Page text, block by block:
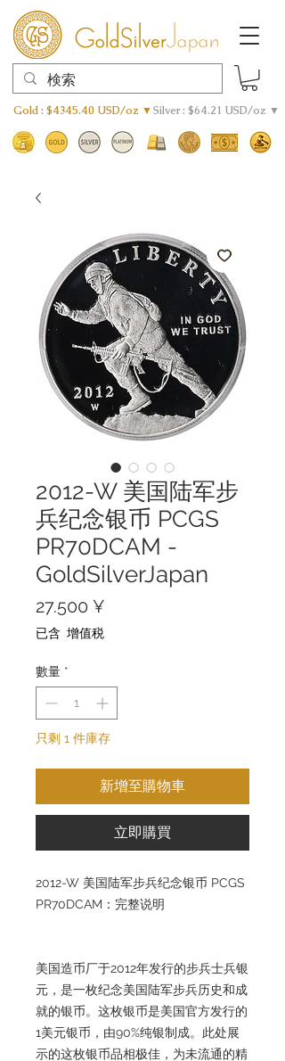
Gold : $4345.40 USD/oz ▼Silver : $64.21 USD/oz ▼
2012-W 美国陆军步
兵纪念银币 PCGS
PR70DCAM -
GoldSilverJapan
27.500 ¥
已含 增值税
數量 *
只剩 1 件庫存
新增至購物車
立即購買
2012-W 美国陆军步兵纪念银币 PCGS
PR70DCAM：完整说明
美国造币厂于2012年发行的步兵士兵银
元，是一枚纪念美国陆军步兵历史和成
就的银币。这枚银币是美国官方发行的
1美元银币，由90%纯银制成。此处展
示的这枚银币品相极佳，为未流通的精